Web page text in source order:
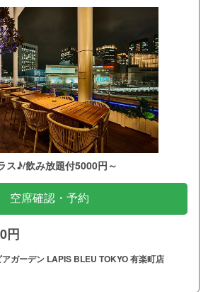
ス♪/飲み放題付5000円～
空席確認・予約
円
ガーデン LAPIS BLEU TOKYO 有楽町店